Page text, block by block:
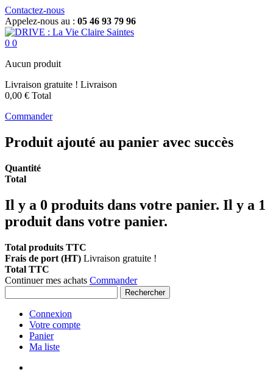
Contactez-nous
Appelez-nous au : 05 46 93 79 96
0 0
Aucun produit
Livraison gratuite ! Livraison
0,00 € Total
Commander
Produit ajouté au panier avec succès
Quantité
Total
Il y a 0 produits dans votre panier. Il y a 1
produit dans votre panier.
Total produits TTC
Frais de port (HT) Livraison gratuite !
Total TTC
Continuer mes achats Commander
Rechercher
Connexion
Votre compte
Panier
Ma liste